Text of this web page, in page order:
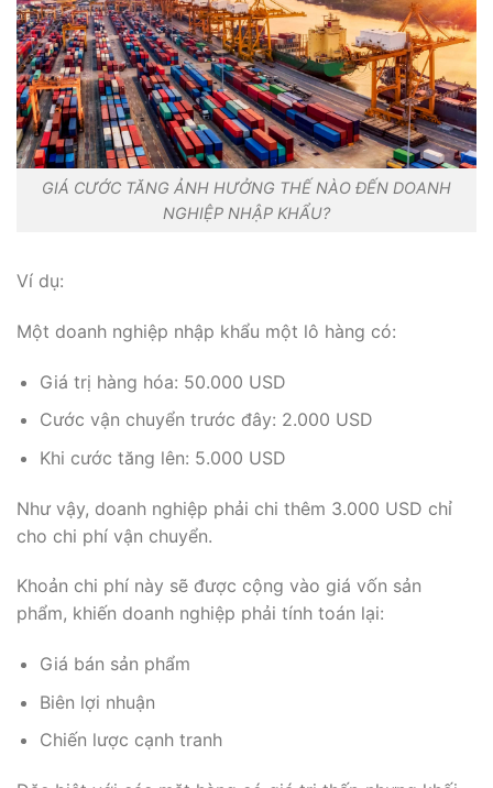
GIÁ CƯỚC TĂNG ẢNH HƯỞNG THẾ NÀO ĐẾN DOANH
NGHIỆP NHẬP KHẨU?
Ví dụ:
Một doanh nghiệp nhập khẩu một lô hàng có:
Giá trị hàng hóa: 50.000 USD
Cước vận chuyển trước đây: 2.000 USD
Khi cước tăng lên: 5.000 USD
Như vậy, doanh nghiệp phải chi thêm 3.000 USD chỉ
cho chi phí vận chuyển.
Khoản chi phí này sẽ được cộng vào giá vốn sản
phẩm, khiến doanh nghiệp phải tính toán lại:
Giá bán sản phẩm
Biên lợi nhuận
Chiến lược cạnh tranh